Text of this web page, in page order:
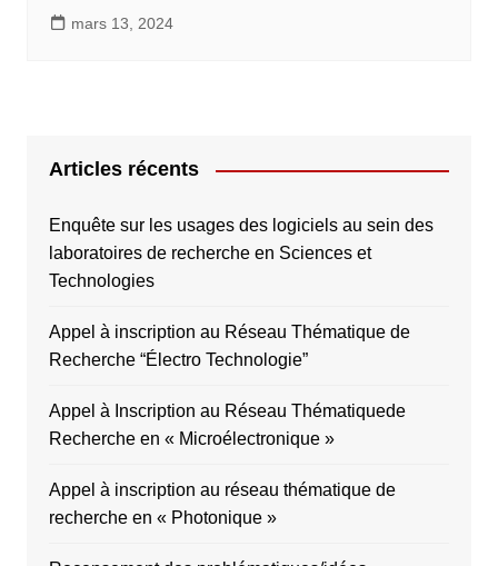
mars 13, 2024
Articles récents
Enquête sur les usages des logiciels au sein des
laboratoires de recherche en Sciences et
Technologies
Appel à inscription au Réseau Thématique de
Recherche “Électro Technologie”
Appel à Inscription au Réseau Thématiquede
Recherche en « Microélectronique »
Appel à inscription au réseau thématique de
recherche en « Photonique »